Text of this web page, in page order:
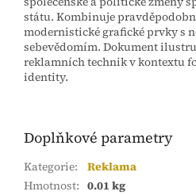
státu. Kombinuje
modernistické grafické prvky s
sebevědomím. Dokument
reklamních technik v kontextu
identity.
Doplňkové parametry
Kategorie:
Reklama
Hmotnost: 0.01 kg